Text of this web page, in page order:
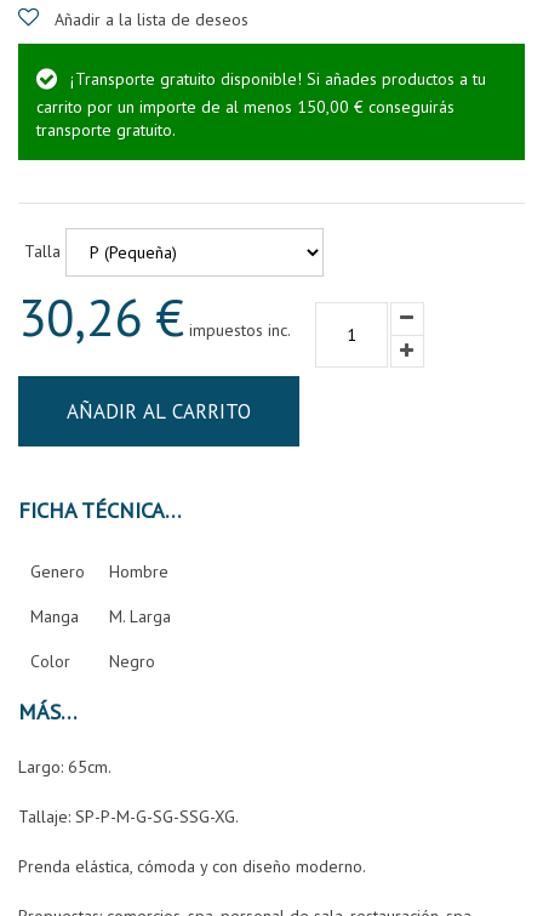
Añadir a la lista de deseos
¡Transporte gratuito disponible! Si añades productos a tu
carrito por un importe de al menos 150,00 € conseguirás
transporte gratuito.
Talla
30,26 € impuestos inc.
AÑADIR AL CARRITO
FICHA TÉCNICA
Genero Hombre
Manga M. Larga
Color Negro
MÁS
Largo: 65cm.
Tallaje: SP-P-M-G-SG-SSG-XG.
Prenda elástica, cómoda y con diseño moderno.